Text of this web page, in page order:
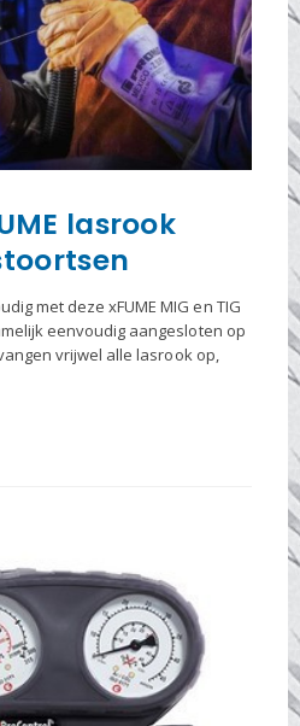
lasrook
met deze xFUME MIG en TIG
eenvoudig aangesloten op
vrijwel alle lasrook op,